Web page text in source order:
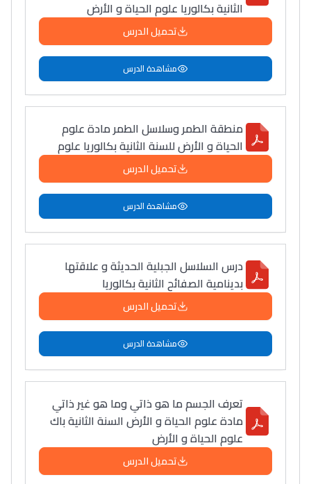
التعليم الثانوي التأهيلي
Collège au Maroc
التعليم الثانوي الإعدادي
Post-Bac
+ de 78 Sujets
Interviews/Vidéos
+ de 89 Interviews/Vidéos
دليل المهن
ما يزيد عن 149 مهنة
دليل التوجيه
التوجيه بالثانوي و الإعدادي
الثانية بكالوريا علوم الحياة و الأرض
تحميل الدرس
مشاهدة الدرس
منطقة الطمر وسلاسل الطمر مادة علوم
الحياة و الأرض للسنة الثانية بكالوريا علوم
تحميل الدرس
مشاهدة الدرس
درس السلاسل الجبلية الحديثة و علاقتها
بدينامية الصفائح الثانية بكالوريا
تحميل الدرس
مشاهدة الدرس
تعرف الجسم ما هو ذاتي وما هو غير ذاتي
مادة علوم الحياة و الأرض السنة الثانية باك
علوم الحياة و الأرض
تحميل الدرس